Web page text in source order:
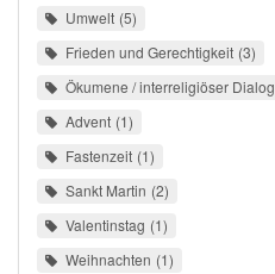
Umwelt 5
Frieden und Gerechtigkeit 3
Ökumene / interreligiöser Dialog
Advent 1
Fastenzeit 1
Sankt Martin 2
Valentinstag 1
Weihnachten 1